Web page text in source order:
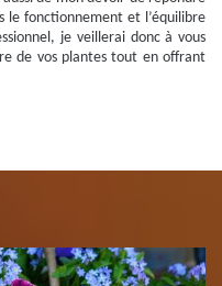
le fonctionnement et l’équilibre
je veillerai donc à vous
de vos plantes tout en offrant